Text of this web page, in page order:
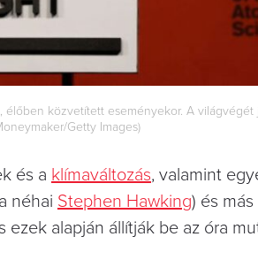
élőben közvetített eseményekor. A
Getty Images)
és a klímaváltozás, valamint
néhai Stephen Hawking) és
alapján állítják be az óra